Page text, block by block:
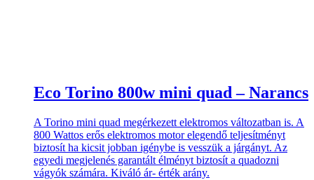
Eco Torino 800w mini quad – Narancs
A Torino mini quad megérkezett elektromos változatban is. A
800 Wattos erős elektromos motor elegendő teljesítményt
biztosít ha kicsit jobban igénybe is vesszük a járgányt. Az
egyedi megjelenés garantált élményt biztosít a quadozni
vágyók számára. Kiváló ár- érték arány.